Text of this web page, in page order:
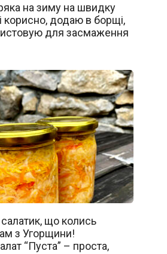
на зиму на швидку
корисно, додаю в борщі,
для засмаження
що колись
з Угорщини!
“Пуста” – проста,